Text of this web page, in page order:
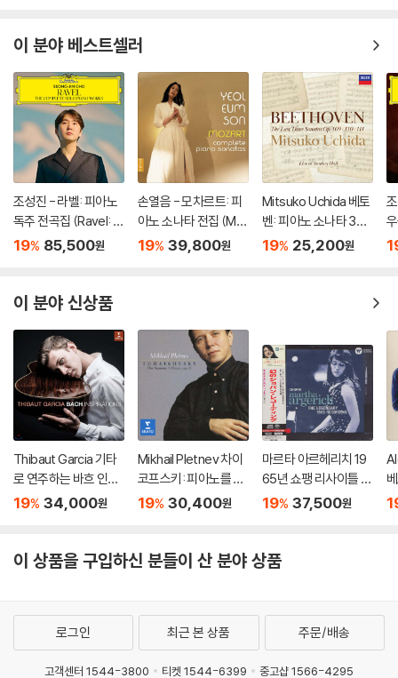
이 분야 베스트셀러
조성진 - 라벨: 피아노
독주 전곡집 (Ravel: T
he Complete Solo Pi
19% 85,500원
손열음 - 모차르트: 피
아노 소나타 전집 (Mo
zart: Complete Pian
19% 39,800원
Mitsuko Uchida 베토
벤: 피아노 소나타 30-
32번 (Beethoven: Pi
19% 25,200원
r
이 분야 신상품
Thibaut Garcia 기타
로 연주하는 바흐 인스
퍼레이션 (Bach Inspir
19% 34,000원
Mikhail Pletnev 차이
코프스키: 피아노를 위
한 6개의 소품과 사계
Op.21) [HQCD]
19% 30,400원
마르타 아르헤리치 19
65년 쇼팽 리사이틀 녹
음 (Martha Argerich
g) [SACD Hybrid]
19% 37,500원
이 상품을 구입하신 분들이 산 분야 상품
로그인 최근 본 상품 주문/배송
고객센터 1544-3800 티켓 1544-6399 중고샵 1566-4295